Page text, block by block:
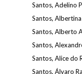
Santos, Adelino
Santos,
Santos, Alberto
Santos,
Santos, Alice do
Santos, Álvaro